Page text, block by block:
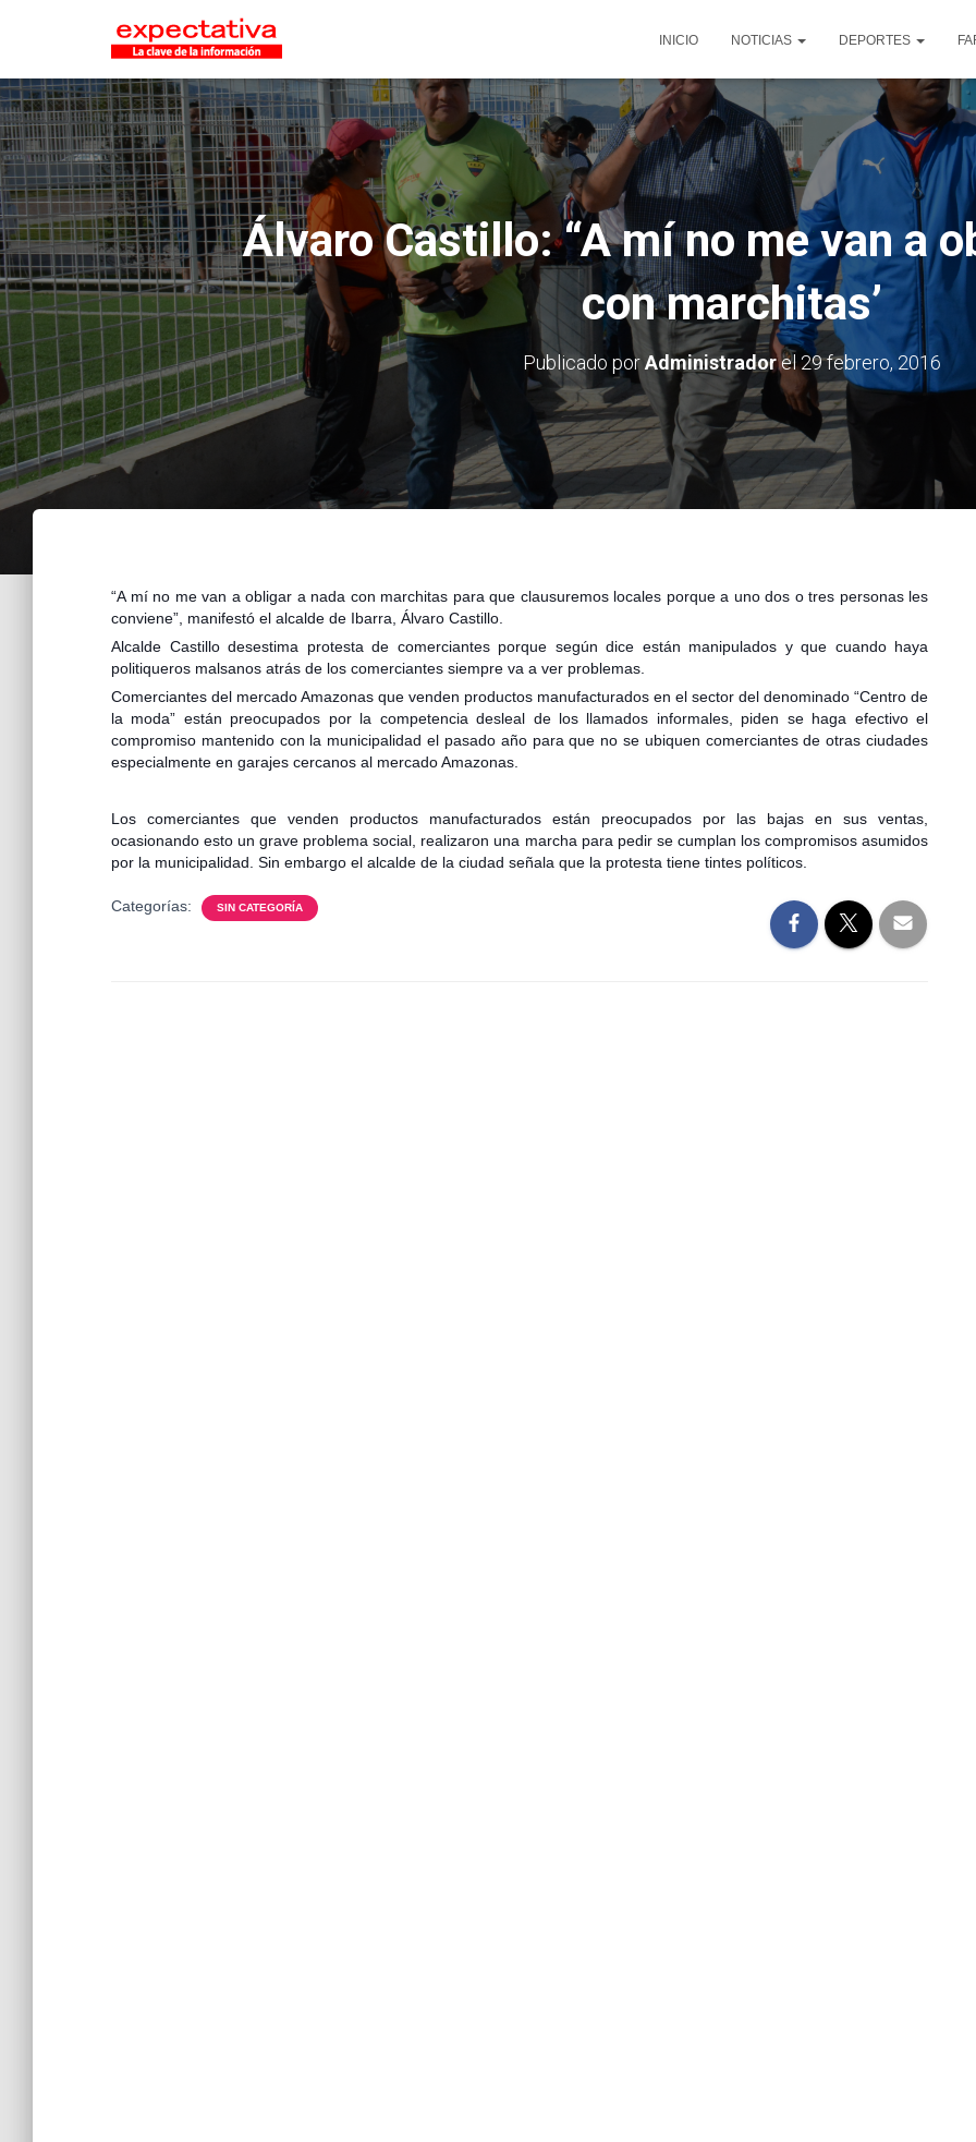
INICIO NOTICIAS DEPORTES
Álvaro Castillo: “A mí no me van a
con marchitas’
Publicado porAdministradorel29 febrero, 2016
“A mí no me van a obligar a nada con marchitas para que clausuremos locales porque a uno dos o tres personas les
conviene”, manifestó el alcalde de Ibarra, Álvaro Castillo.
Alcalde Castillo desestima protesta de comerciantes porque según dice están manipulados y que cuando haya
politiqueros malsanos atrás de los comerciantes siempre va a ver problemas.
Comerciantes del mercado Amazonas que venden productos manufacturados en el sector del denominado “Centro de
la moda” están preocupados por la competencia desleal de los llamados informales, piden se haga efectivo el
compromiso mantenido con la municipalidad el pasado año para que no se ubiquen comerciantes de otras ciudades
especialmente en garajes cercanos al mercado Amazonas.
Los comerciantes que venden productos manufacturados están preocupados por las bajas en sus ventas,
ocasionando esto un grave problema social, realizaron una marcha para pedir se cumplan los compromisos asumidos
por la municipalidad. Sin embargo el alcalde de la ciudad señala que la protesta tiene tintes políticos.
Categorías: SIN CATEGORÍA